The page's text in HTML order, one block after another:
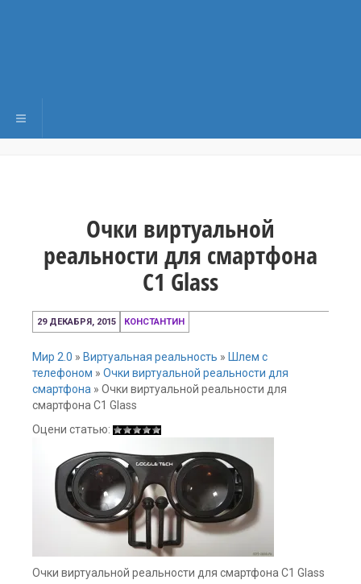
Переключить навигацию
Очки виртуальной
реальности для смартфона
C1 Glass
29 ДЕКАБРЯ, 2015
17
февраля,
КОНСТАНТИН
Мир 2.0 » Виртуальная реальность » Шлем с
телефоном » Очки виртуальной реальности для
смартфона » Очки виртуальной реальности для
смартфона C1 Glass
Оцени статью:
Очки виртуальной реальности для смартфона C1 Glass